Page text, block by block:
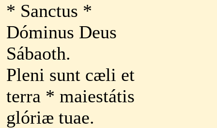
* Sanctus *
Dóminus Deus
Sábaoth.
Pleni sunt cæli et
terra * maiestátis
glóriæ tuae.